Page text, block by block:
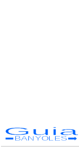
Guia
BANYOLES